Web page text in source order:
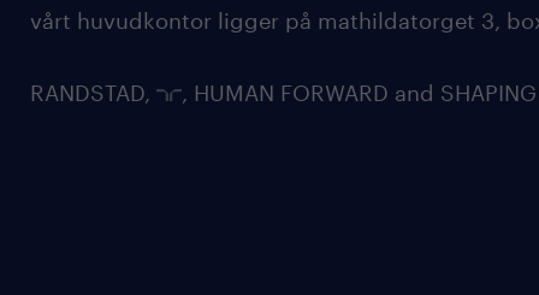
vårt huvudkontor ligger på mathildatorget 3,
RANDSTAD, , HUMAN FORWARD and